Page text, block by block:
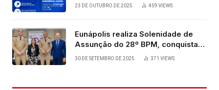
23 DE OUTUBRO DE 2025 459 VIEWS
Eunápolis realiza Solenidade de
Assunção do 28º BPM, conquista
viabilizada por articulação política
30 DE SETEMBRO DE 2025 371 VIEWS